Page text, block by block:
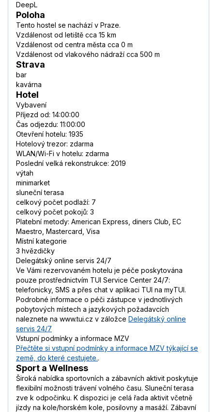
DeepL
Poloha
Tento hostel se nachází v Praze.
Vzdálenost od letiště cca 15 km
Vzdálenost od centra města cca 0 m
Vzdálenost od vlakového nádraží cca 500 m
Strava
bar
kavárna
Hotel
Vybavení
Příjezd od: 14:00:00
Čas odjezdu: 11:00:00
Otevření hotelu: 1935
Hotelový trezor: zdarma
WLAN/Wi-Fi v hotelu: zdarma
Poslední velká rekonstrukce: 2019
výtah
minimarket
sluneční terasa
celkový počet podlaží: 7
celkový počet pokojů: 3
Platební metody: American Express, diners Club, EC
Maestro, Mastercard, Visa
Místní kategorie
3 hvězdičky
Delegátský online servis 24/7
Ve Vámi rezervovaném hotelu je péče poskytována
pouze prostřednictvím TUI Service Center 24/7:
telefonicky, SMS a přes chat v aplikaci TUI na myTUI.
Podrobné informace o péči zástupce v jednotlivých
pobytových místech a jazykových požadavcích
naleznete na www.tui.cz v záložce Delegátský online
servis 24/7
Vstupní podmínky a informace MZV
Přečtěte si vstupní podmínky a informace MZV týkající se
země, do které cestujete..
Sport a Wellness
Široká nabídka sportovních a zábavních aktivit poskytuje
flexibilní možnosti trávení volného času. Sluneční terasa
zve k odpočinku. K dispozici je celá řada aktivit včetně
jízdy na kole/horském kole, posilovny a masáží. Zábavní